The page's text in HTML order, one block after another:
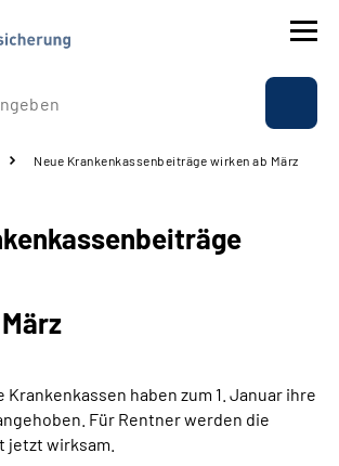
Neue Krankenkassenbeiträge wirken ab März
haben zum 1. Januar ihre
Für Rentner werden die
jetzt wirksam.